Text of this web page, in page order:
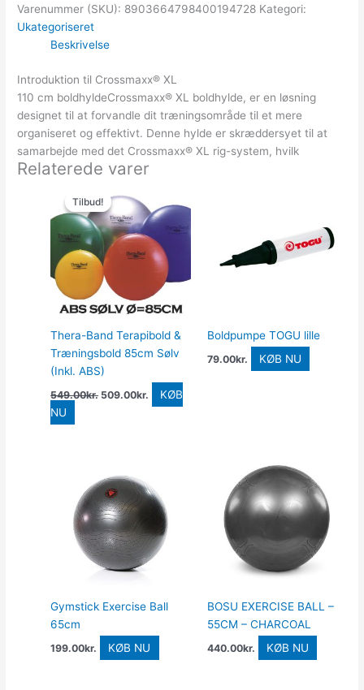
Varenummer (SKU): 8903664798400194728 Kategori:
Ukategoriseret
Beskrivelse
Introduktion til Crossmaxx® XL
110 cm boldhyldeCrossmaxx® XL boldhylde, er en løsning
designet til at forvandle dit træningsområde til et mere
organiseret og effektivt. Denne hylde er skræddersyet til at
samarbejde med det Crossmaxx® XL rig-system, hvilk
Relaterede varer
Tilbud!
Tilbud!
Thera-Band Terapibold &
Træningsbold 85cm Sølv
(Inkl. ABS)
549.00kr.
oprindelige
pris
var:
549.00kr..
509.00kr.
pris
er:
509.00kr..
KØB
NU
Boldpumpe TOGU lille
79.00kr. KØB NU
Gymstick Exercise Ball
65cm
199.00kr. KØB NU
BOSU EXERCISE BALL –
55CM – CHARCOAL
440.00kr. KØB NU